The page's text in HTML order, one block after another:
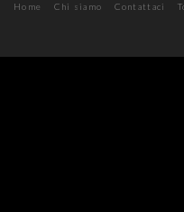
Home Chi siamo Contattaci